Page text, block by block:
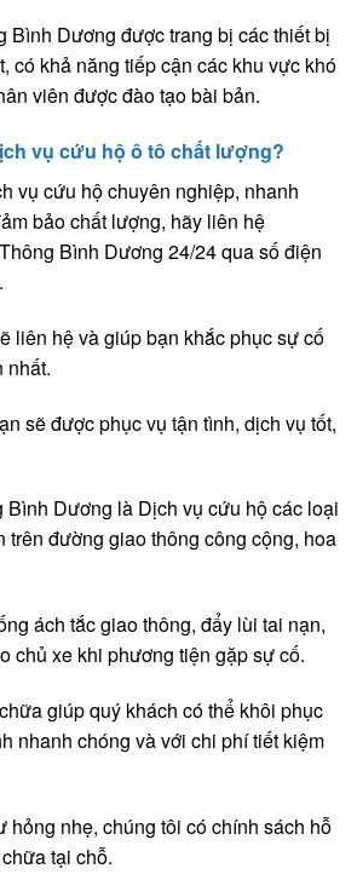
Bình Dương được trang bị các thiết bị
có khả năng tiếp cận các khu vực khó
viên được đào tạo bài bản.
vụ cứu hộ ô tô chất lượng?
vụ cứu hộ chuyên nghiệp, nhanh
bảo chất lượng, hãy liên hệ
Bình Dương 24/24 qua số điện
liên hệ và giúp bạn khắc phục sự cố
nhất.
sẽ được phục vụ tận tình, dịch vụ tốt,
Bình Dương là Dịch vụ cứu hộ các loại
trên đường giao thông công cộng, hoa
ách tắc giao thông, đẩy lùi tai nạn,
chủ xe khi phương tiện gặp sự cố.
giúp quý khách có thể khôi phục
nhanh chóng và với chi phí tiết kiệm
nhẹ, chúng tôi có chính sách hỗ
tại chỗ.